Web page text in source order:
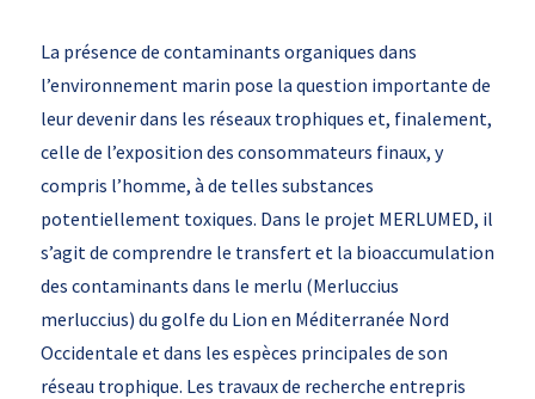
La présence de contaminants organiques dans
l’environnement marin pose la question importante de
leur devenir dans les réseaux trophiques et, finalement,
celle de l’exposition des consommateurs finaux, y
compris l’homme, à de telles substances
potentiellement toxiques. Dans le projet MERLUMED, il
s’agit de comprendre le transfert et la bioaccumulation
des contaminants dans le merlu (Merluccius
merluccius) du golfe du Lion en Méditerranée Nord
Occidentale et dans les espèces principales de son
réseau trophique. Les travaux de recherche entrepris